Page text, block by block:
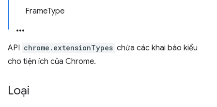
FrameType
API chrome.extensionTypes chứa các khai báo kiểu
cho tiện ích của Chrome.
Loại